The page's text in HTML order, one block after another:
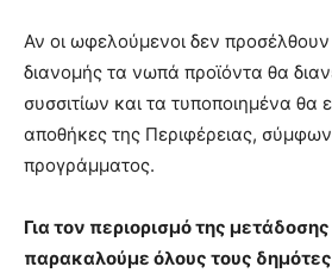
Αν οι ωφελούμενοι δεν
διανομής τα νωπά προϊόντα θα
συσσιτίων και τα τυποποιημένα θα
αποθήκες της Περιφέρειας,
προγράμματος.
Για τον περιορισμό της
παρακαλούμε όλους τους